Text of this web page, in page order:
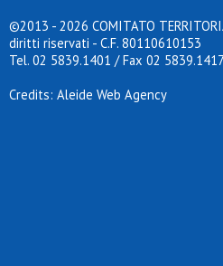
©2013 - 2026 COMITATO
diritti riservati - C.F. 80110610153
Tel. 02 5839.1401 / Fax 02 5839.1417
Credits: Aleide Web Agency